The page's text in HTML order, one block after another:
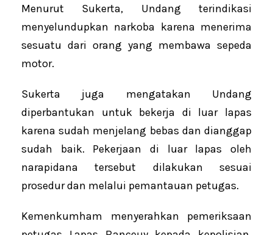
Menurut Sukerta, Undang terindikasi
menyelundupkan narkoba karena menerima
sesuatu dari orang yang membawa sepeda
motor.
Sukerta juga mengatakan Undang
diperbantukan untuk bekerja di luar lapas
karena sudah menjelang bebas dan dianggap
sudah baik. Pekerjaan di luar lapas oleh
narapidana tersebut dilakukan sesuai
prosedur dan melalui pemantauan petugas.
Kemenkumham menyerahkan pemeriksaan